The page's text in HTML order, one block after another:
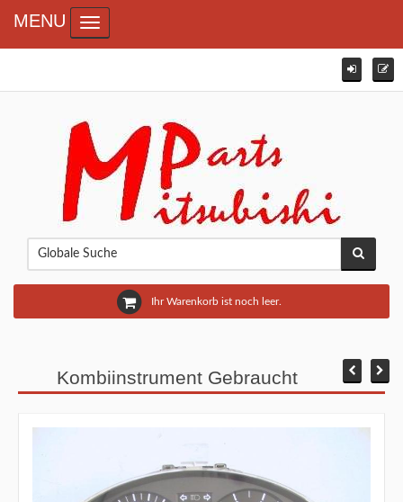
Ihr Warenkorb ist noch leer.
MENU Toggle navigation
Kombiinstrument Gebraucht